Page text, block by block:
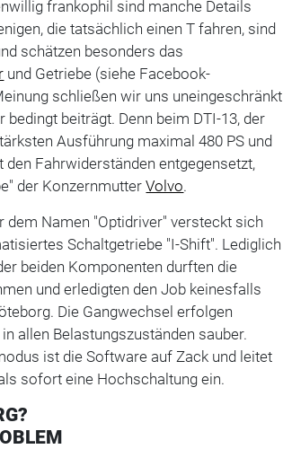
frankophil sind manche Details
die tatsächlich einen T fahren, sind
schätzen besonders das
und Getriebe (siehe Facebook-
schließen wir uns uneingeschränkt
bedingt beiträgt. Denn beim DTI-13, der
Ausführung maximal 480 PS und
Fahrwiderständen entgegensetzt,
der KonzernmutterVolvo.
Namen "Optidriver" versteckt sich
Schaltgetriebe "I-Shift". Lediglich
beiden Komponenten durften die
und erledigten den Job keinesfalls
Die Gangwechsel erfolgen
allen Belastungszuständen sauber.
ist die Software auf Zack und leitet
sofort eine Hochschaltung ein.